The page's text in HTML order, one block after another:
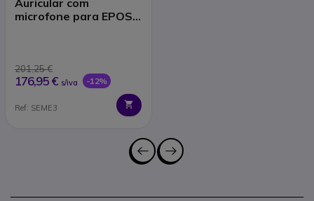
microfone para EPOS
201,25 €
176,95 € s/iva -12%
Ref: SEME3